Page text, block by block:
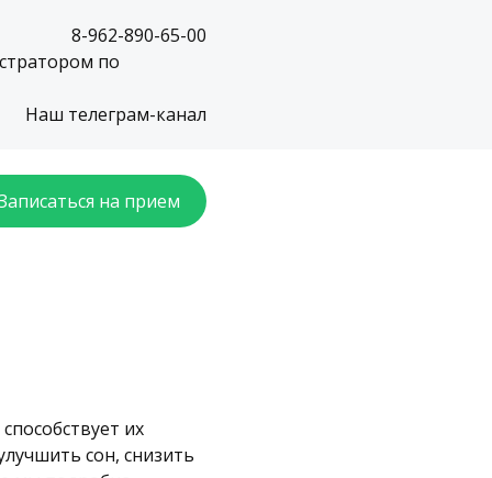
8-962-890-65-00
по
Наш телеграм-канал
на прием
их
сон, снизить